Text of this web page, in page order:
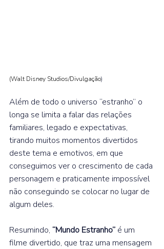
(Walt Disney Studios/Divulgação)
Além de todo o universo “estranho” o
longa se limita a falar das relações
familiares, legado e expectativas,
tirando muitos momentos divertidos
deste tema e emotivos, em que
conseguimos ver o crescimento de cada
personagem e praticamente impossível
não conseguindo se colocar no lugar de
algum deles.⁣
Resumindo, “Mundo Estranho” é um
filme divertido, que traz uma mensagem